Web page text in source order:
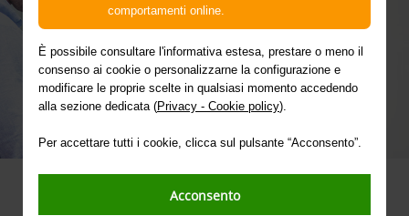
comportamenti online.
È possibile consultare l'informativa estesa, prestare o meno il
consenso ai cookie o personalizzarne la configurazione e
modificare le proprie scelte in qualsiasi momento accedendo
alla sezione dedicata (Privacy - Cookie policy).
Per accettare tutti i cookie, clicca sul pulsante “Acconsento”.
Acconsento
Un mondo di possibilità a portata di mano